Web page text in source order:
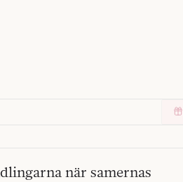
när samernas